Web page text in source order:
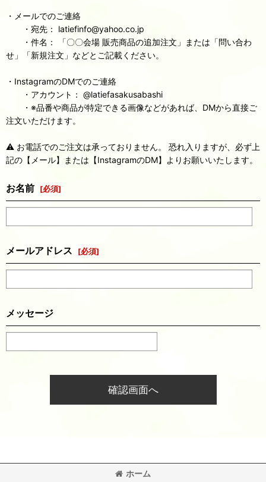
・メールでのご連絡
・宛先： latiefinfo@yahoo.co.jp
・件名： 「〇〇会場 販売商品の追加注文」または「問い合わ
せ」「新規注文」などとご記載ください。
・InstagramのDMでのご連絡
・アカウント： @latiefasakusabashi
・※品番や商品が特定できる画像などがあれば、DMから直接ご
注文いただけます。
⚠️ お電話でのご注文は承っておりません。 恐れ入りますが、必ず上
記の【メール】または【InstagramのDM】よりお願いいたします。
お名前 [必須]
メールアドレス [必須]
メッセージ
確認画面へ
ホーム